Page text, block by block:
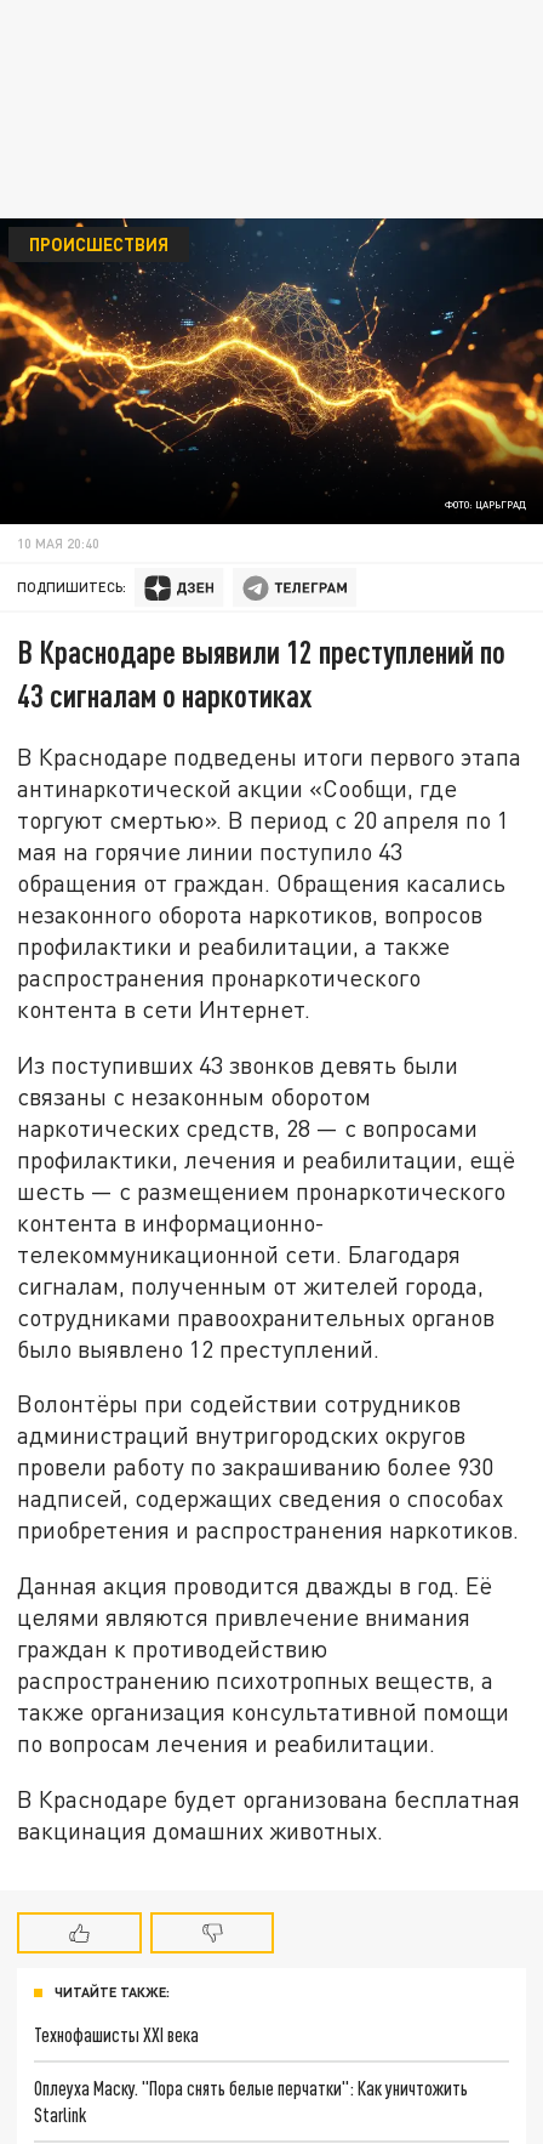
ФОТО: ЦАРЬГРАД
ПРОИСШЕСТВИЯ
10 МАЯ 20:40
ПОДПИШИТЕСЬ:
В Краснодаре выявили 12 преступлений по
43 сигналам о наркотиках
В Краснодаре подведены итоги первого этапа
антинаркотической акции «Сообщи, где
торгуют смертью». В период с 20 апреля по 1
мая на горячие линии поступило 43
обращения от граждан. Обращения касались
незаконного оборота наркотиков, вопросов
профилактики и реабилитации, а также
распространения пронаркотического
контента в сети Интернет.
Из поступивших 43 звонков девять были
связаны с незаконным оборотом
наркотических средств, 28 — с вопросами
профилактики, лечения и реабилитации, ещё
шесть — с размещением пронаркотического
контента в информационно-
телекоммуникационной сети. Благодаря
сигналам, полученным от жителей города,
сотрудниками правоохранительных органов
было выявлено 12 преступлений.
Волонтёры при содействии сотрудников
администраций внутригородских округов
провели работу по закрашиванию более 930
надписей, содержащих сведения о способах
приобретения и распространения наркотиков.
Данная акция проводится дважды в год. Её
целями являются привлечение внимания
граждан к противодействию
распространению психотропных веществ, а
также организация консультативной помощи
по вопросам лечения и реабилитации.
В Краснодаре будет организована бесплатная
вакцинация домашних животных.
ЧИТАЙТЕ ТАКЖЕ:
Технофашисты XXI века
Оплеуха Маску. "Пора снять белые перчатки": Как уничтожить
Starlink